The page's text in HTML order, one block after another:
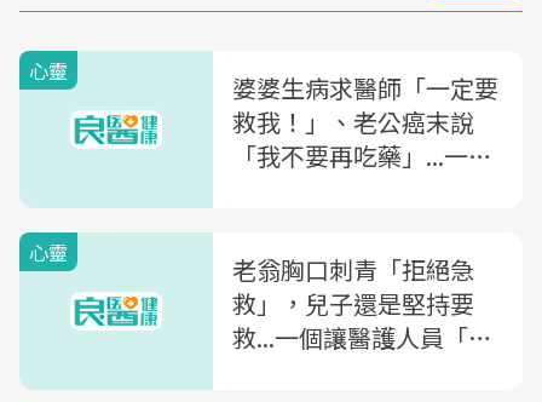
心靈
婆婆生病求醫師「一定要
救我！」、老公癌末說
「我不要再吃藥」...一位
心靈
老翁胸口刺青「拒絕急
救」，兒子還是堅持要
救...一個讓醫護人員「別